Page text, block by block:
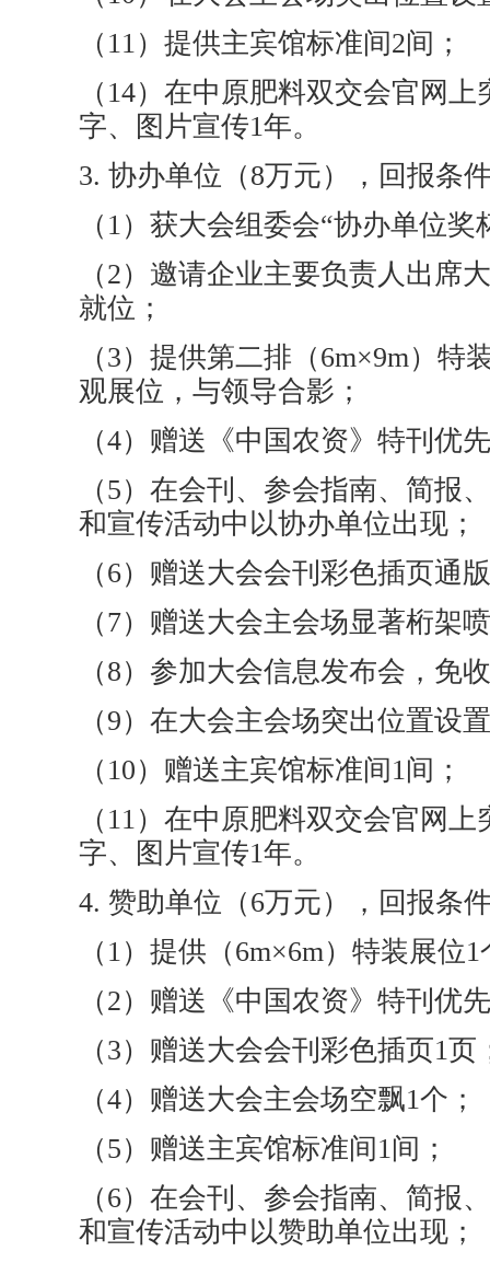
（11）提供主宾馆标准间2间；
（14）在中原肥料双交会官网
字、图片宣传1年。
3. 协办单位（8万元），回报条
（1）获大会组委会“协办单位奖
（2）邀请企业主要负责人出席
就位；
（3）提供第二排（6m×9m）特
观展位，与领导合影；
（4）赠送《中国农资》特刊优
（5）在会刊、参会指南、简报
和宣传活动中以协办单位出现；
（6）赠送大会会刊彩色插页通
（7）赠送大会主会场显著桁架
（8）参加大会信息发布会，免
（9）在大会主会场突出位置设
（10）赠送主宾馆标准间1间；
（11）在中原肥料双交会官网
字、图片宣传1年。
4. 赞助单位（6万元），回报条
（1）提供（6m×6m）特装展位1
（2）赠送《中国农资》特刊优
（3）赠送大会会刊彩色插页1页
（4）赠送大会主会场空飘1个；
（5）赠送主宾馆标准间1间；
（6）在会刊、参会指南、简报
和宣传活动中以赞助单位出现；